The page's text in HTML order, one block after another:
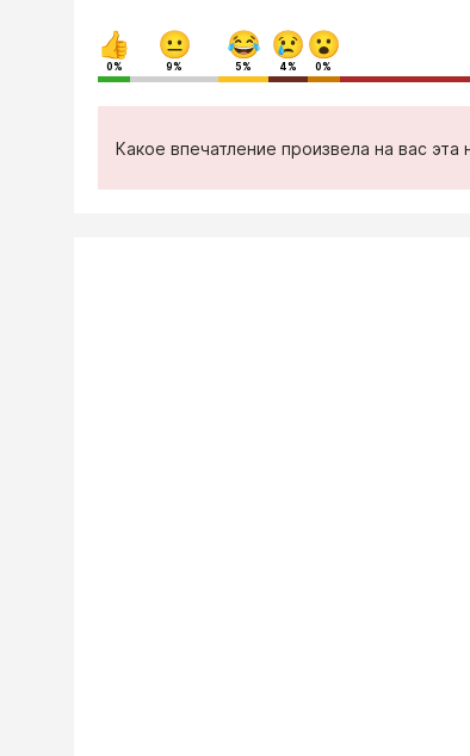
0% 9% 5% 4% 0%
Какое впечатление произвела на вас